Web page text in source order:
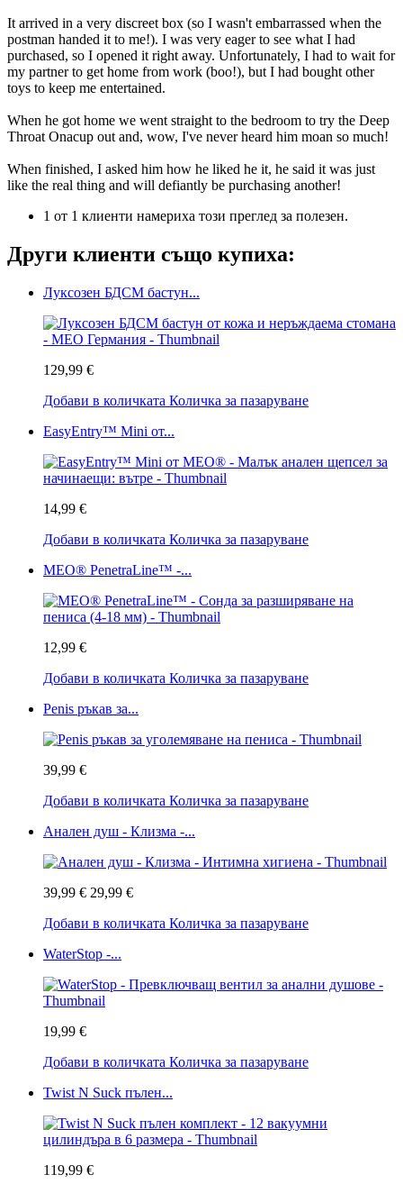
It arrived in a very discreet box (so I wasn't embarrassed when the
postman handed it to me!). I was very eager to see what I had
purchased, so I opened it right away. Unfortunately, I had to wait for
my partner to get home from work (boo!), but I had bought other
toys to keep me entertained.
When he got home we went straight to the bedroom to try the Deep
Throat Onacup out and, wow, I've never heard him moan so much!
When finished, I asked him how he liked he it, he said it was just
like the real thing and will defiantly be purchasing another!
1 от 1 клиенти намериха този преглед за полезен.
Други клиенти също купиха:
Луксозен БДСМ бастун...
129,99 €
Добави в количката Количка за пазаруване
EasyEntry™ Mini от...
14,99 €
Добави в количката Количка за пазаруване
MEO® PenetraLine™ -...
12,99 €
Добави в количката Количка за пазаруване
Penis ръкав за...
39,99 €
Добави в количката Количка за пазаруване
Анален душ - Клизма -...
39,99 € 29,99 €
Добави в количката Количка за пазаруване
WaterStop -...
19,99 €
Добави в количката Количка за пазаруване
Twist N Suck пълен...
119,99 €